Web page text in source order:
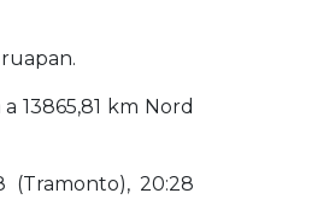
13865,81 km Nord
(Tramonto), 20:28